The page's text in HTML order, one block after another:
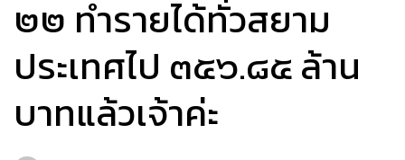
๒๒ ทำรายได้ทั่วสยาม
ประเทศไป ๓๕๖.๘๕ ล้าน
บาทแล้วเจ้าค่ะ